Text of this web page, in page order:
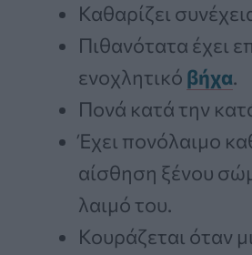
Καθαρίζει
Πιθανότατα έχει
ενοχλητικό βήχα.
Πονά κατά την
Έχει πονόλαιμο
αίσθηση ξένου
λαιμό του.
Κουράζεται όταν